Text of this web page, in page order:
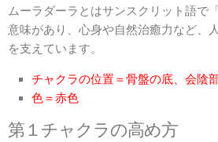
ムーラダーラとはサンスクリット語で
意味があり、心身や自然治癒力など、
を支えています。
チャクラの位置＝骨盤の底、会陰
色＝赤色
第１ チャクラの高め方